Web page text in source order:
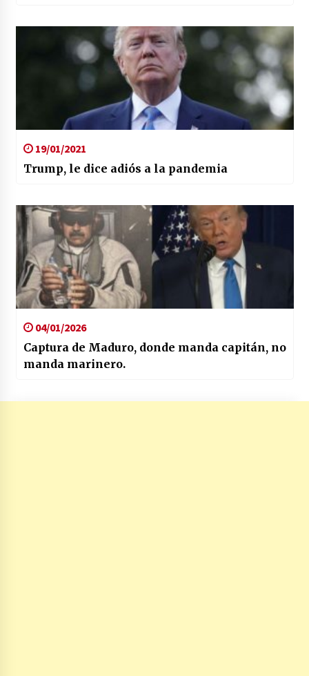
19/01/2021
Trump, le dice adiós a la pandemia
04/01/2026
Captura de Maduro, donde manda capitán, no
manda marinero.